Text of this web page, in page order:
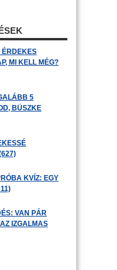
MI KELL MÉG?
5
BÜSZKE
KVÍZ: EGY
VAN PÁR
IZGALMAS